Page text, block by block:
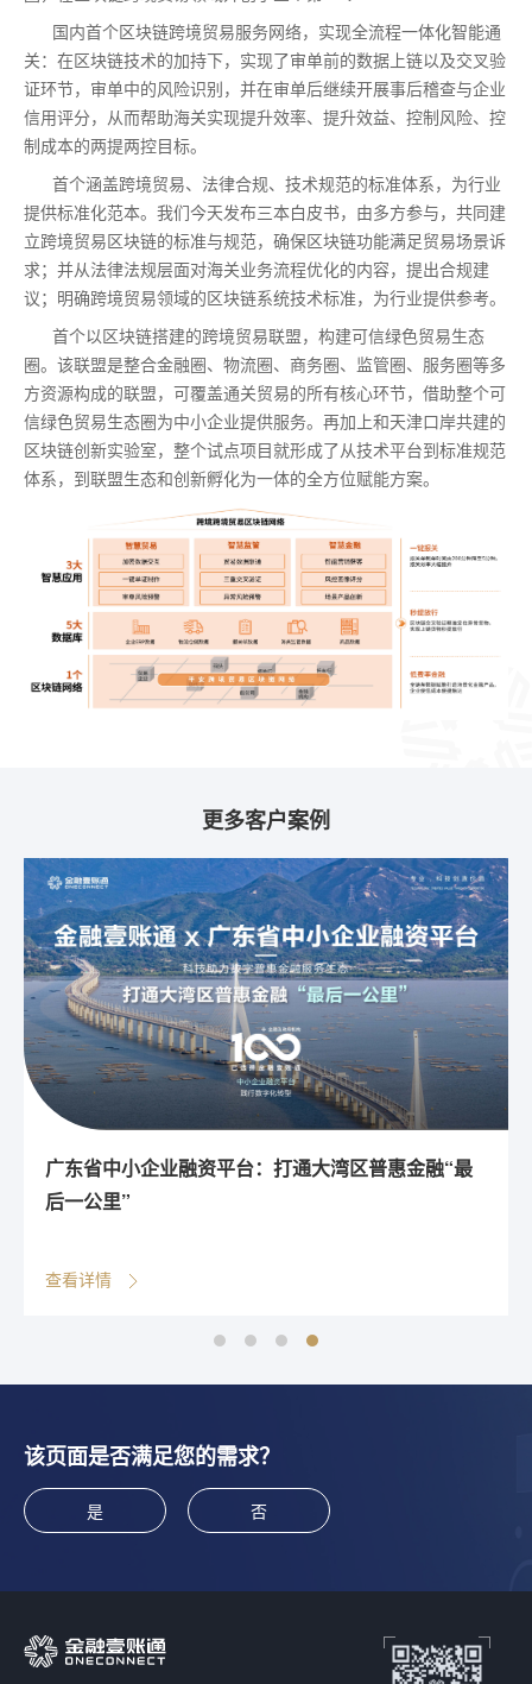
国内首个区块链跨境贸易服务网络，实现全流程一体化智能通
关：在区块链技术的加持下，实现了审单前的数据上链以及交叉验
证环节，审单中的风险识别，并在审单后继续开展事后稽查与企业
信用评分，从而帮助海关实现提升效率、提升效益、控制风险、控
制成本的两提两控目标。
首个涵盖跨境贸易、法律合规、技术规范的标准体系，为行业
提供标准化范本。我们今天发布三本白皮书，由多方参与，共同建
立跨境贸易区块链的标准与规范，确保区块链功能满足贸易场景诉
求；并从法律法规层面对海关业务流程优化的内容，提出合规建
议；明确跨境贸易领域的区块链系统技术标准，为行业提供参考。
首个以区块链搭建的跨境贸易联盟，构建可信绿色贸易生态
圈。该联盟是整合金融圈、物流圈、商务圈、监管圈、服务圈等多
方资源构成的联盟，可覆盖通关贸易的所有核心环节，借助整个可
信绿色贸易生态圈为中小企业提供服务。再加上和天津口岸共建的
区块链创新实验室，整个试点项目就形成了从技术平台到标准规范
体系，到联盟生态和创新孵化为一体的全方位赋能方案。
更多客户案例
广东省中小企业融资平台：打通大湾区普惠金融“最
后一公里”
查看详情
该页面是否满足您的需求？
是 否